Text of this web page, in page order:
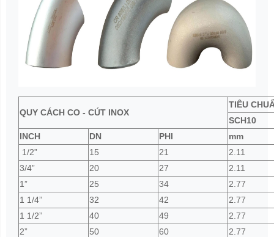
QUY CÁCH CO - CÚT INOX
TIÊU
SCH10
INCH
DN PHI
mm
1/2”
15 21
2.11
3/4”
20 27
2.11
1”
25 34
2.77
1 1/4”
32 42
2.77
1 1/2”
40 49
2.77
2”
50 60
2.77